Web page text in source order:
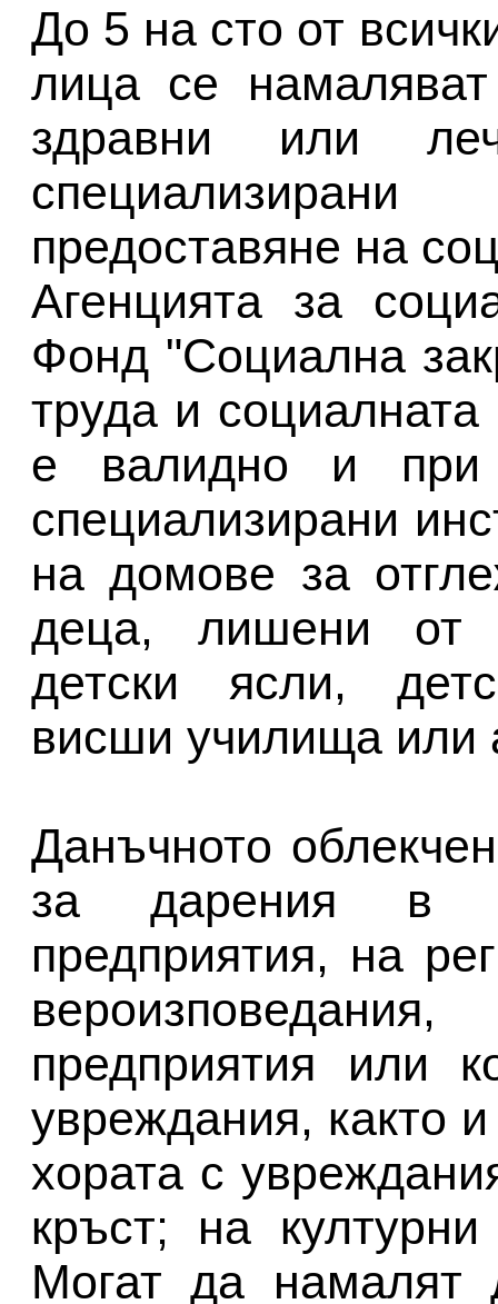
До 5 на сто от
лица се
здравни или
предоставяне на
Агенцията за
Фонд "Социална
труда и
е валидно и
специализирани
на домове за
деца, лишени от
детски ясли,
висши училища или
Данъчното
за дарения в
предприятия, на
предприятия или
увреждания, както
хората с
кръст; на
Могат да намалят